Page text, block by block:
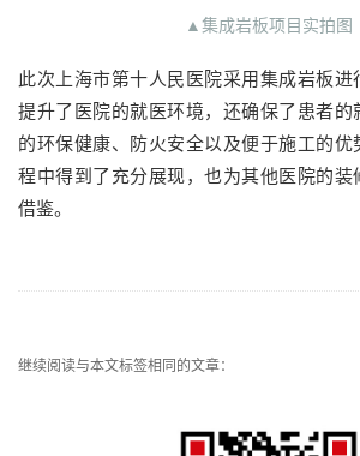
▲集成岩板项目实拍图
此次上海市第十人民医院采用集成岩板进
提升了医院的就医环境，还确保了患者的
的环保健康、防火安全以及便于施工的优
程中得到了充分展现，也为其他医院的装
借鉴。
继续阅读与本文标签相同的文章：